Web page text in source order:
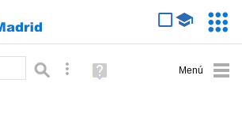
Búsqueda avanzada
Ayuda
(en